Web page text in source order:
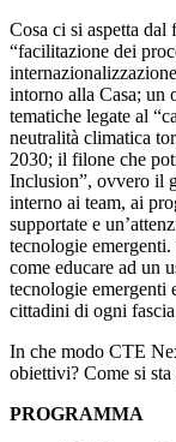
Cosa ci si aspetta
“facilitazione dei
intorno alla Casa; un
tematiche legate al
neutralità climatica
2030; il filone che
Inclusion”, ovvero il
interno ai team, ai
supportate e
tecnologie
come educare ad un
tecnologie emergenti
cittadini di ogni
In che modo CTE
obiettivi? Come si
PROGRAMMA